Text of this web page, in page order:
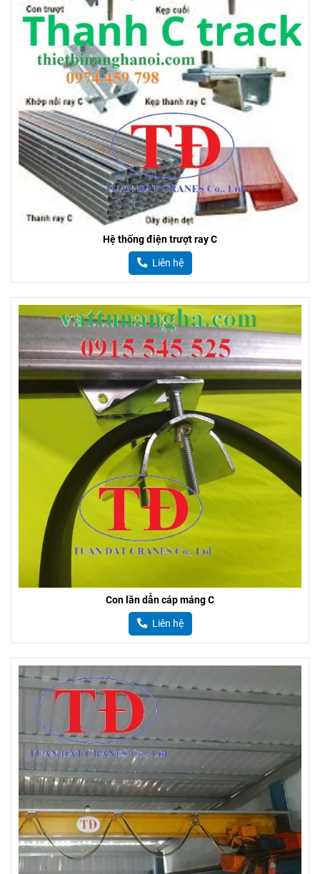
Hệ thống điện trượt ray C
Liên hệ
Con lăn dẫn cáp máng C
Liên hệ